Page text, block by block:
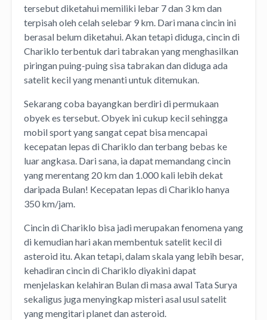
tersebut diketahui memiliki lebar 7 dan 3 km dan
terpisah oleh celah selebar 9 km. Dari mana cincin ini
berasal belum diketahui. Akan tetapi diduga, cincin di
Chariklo terbentuk dari tabrakan yang menghasilkan
piringan puing-puing sisa tabrakan dan diduga ada
satelit kecil yang menanti untuk ditemukan.
Sekarang coba bayangkan berdiri di permukaan
obyek es tersebut. Obyek ini cukup kecil sehingga
mobil sport yang sangat cepat bisa mencapai
kecepatan lepas di Chariklo dan terbang bebas ke
luar angkasa. Dari sana, ia dapat memandang cincin
yang merentang 20 km dan 1.000 kali lebih dekat
daripada Bulan! Kecepatan lepas di Chariklo hanya
350 km/jam.
Cincin di Chariklo bisa jadi merupakan fenomena yang
di kemudian hari akan membentuk satelit kecil di
asteroid itu. Akan tetapi, dalam skala yang lebih besar,
kehadiran cincin di Chariklo diyakini dapat
menjelaskan kelahiran Bulan di masa awal Tata Surya
sekaligus juga menyingkap misteri asal usul satelit
yang mengitari planet dan asteroid.